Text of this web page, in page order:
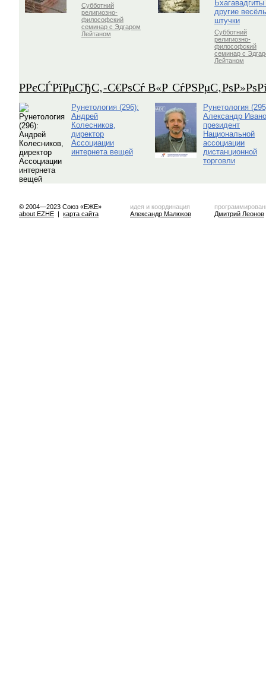
Субботний
религиозно-
философский
семинар с Эдгаром
Лейтаном
Бхагавадгиты
другие
штучки
Субботний
религиозно-
философский
семинар с
Лейтаном
Р­РєСЃРїРµСЂС‚-С€РѕСѓ В«Р
Рунетология (296):
Андрей
Колесников,
директор
Ассоциации
интернета вещей
Рунетология
Александр
президент
Национальной
ассоциации
дистанционной
торговли
© 2004—2023 Союз «ЕЖЕ»
about EZHE | карта сайта
идея и координация
Александр Малюков
Дмитрий Леонов